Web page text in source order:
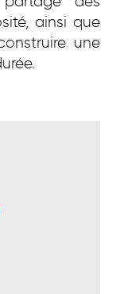
ainsi que
une